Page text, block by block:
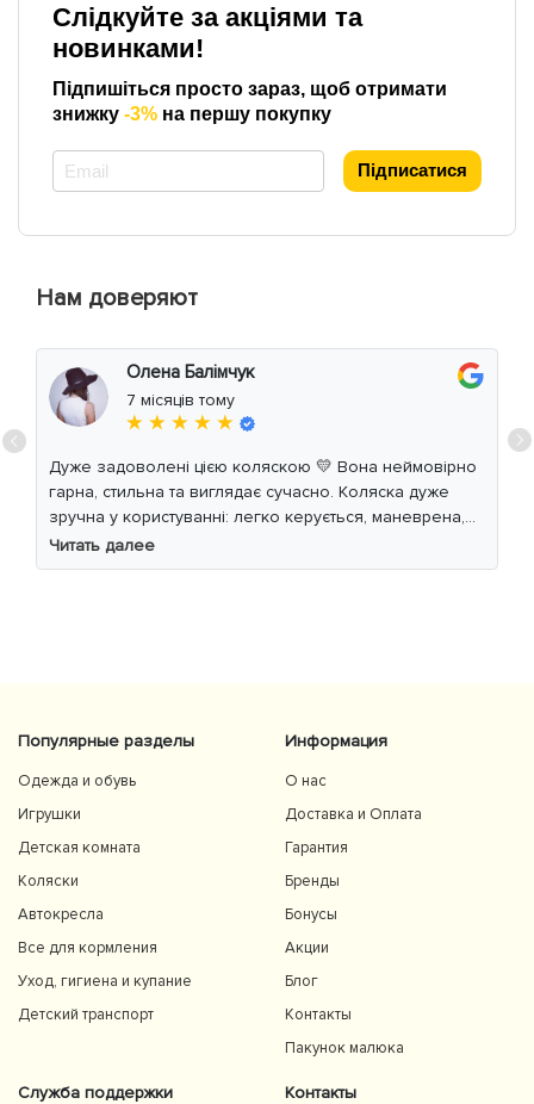
Слідкуйте за акціями та
новинками!
Підпишіться просто зараз, щоб отримати
знижку -3% на першу покупку
Підписатися
Нам доверяют
Олена Балімчук
7 місяців тому
★ ★ ★ ★ ★
Дуже задоволені цією коляскою 💛 Вона неймовірно
гарна, стильна та виглядає сучасно. Коляска дуже
зручна у користуванні: легко керується, маневрена,
м’який хід навіть по нерівній дорозі. Дитині
комфортно, просторе сидіння та великий капюшон
Читать далее
Популярные разделы
Одежда и обувь
Игрушки
Детская комната
Коляски
Автокресла
Все для кормления
Уход, гигиена и купание
Детский транспорт
Информация
О нас
Доставка и Оплата
Гарантия
Бренды
Бонусы
Акции
Блог
Контакты
Пакунок малюка
Служба поддержки Контакты